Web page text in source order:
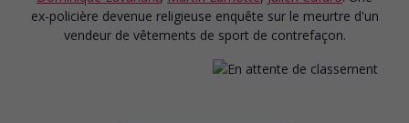
ex-policière devenue religieuse enquête sur le meurtre d'un
vendeur de vêtements de sport de contrefaçon.